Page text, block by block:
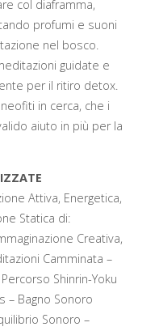
col diaframma,
profumi e suoni
nel bosco.
guidate e
per il ritiro detox.
in cerca, che i
aiuto in più per la
Attiva, Energetica,
Statica di:
Creativa,
Camminata –
Shinrin-Yoku
– Bagno Sonoro
Sonoro –